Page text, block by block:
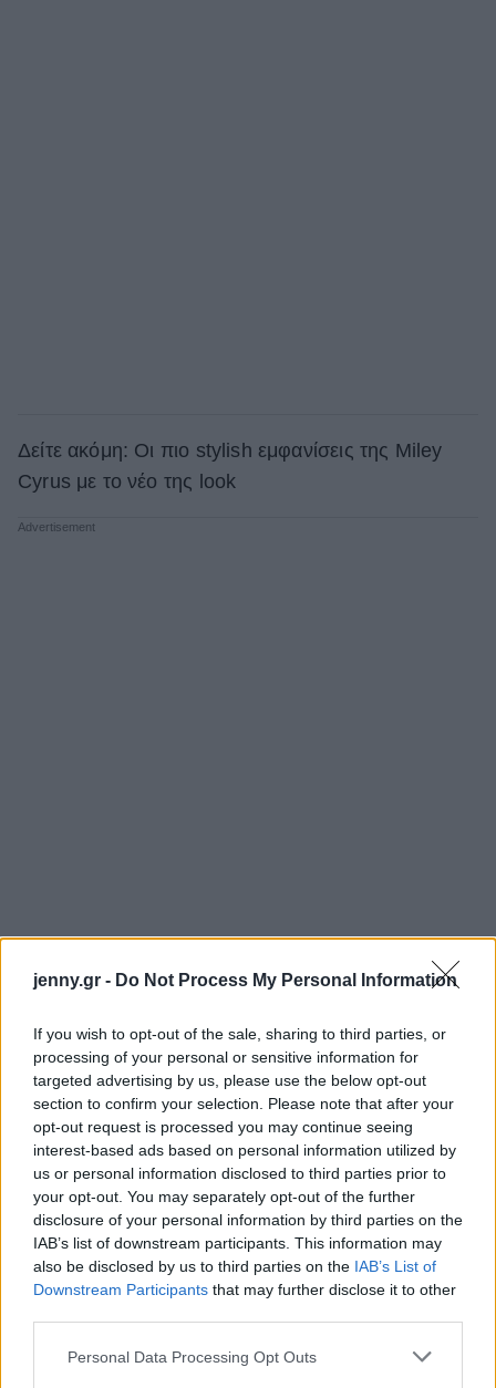
jenny.gr - Do Not Process My Personal Information
If you wish to opt-out of the sale, sharing to third parties, or
processing of your personal or sensitive information for
targeted advertising by us, please use the below opt-out
section to confirm your selection. Please note that after your
opt-out request is processed you may continue seeing
interest-based ads based on personal information utilized by
us or personal information disclosed to third parties prior to
your opt-out. You may separately opt-out of the further
disclosure of your personal information by third parties on the
IAB’s list of downstream participants. This information may
also be disclosed by us to third parties on the IAB’s List of
Downstream Participants that may further disclose it to other
Please note that this website/app uses one or more Google
Personal Data Processing Opt Outs
Δείτε ακόμη: Οι πιο stylish εμφανίσεις της Miley
Cyrus με το νέο της look